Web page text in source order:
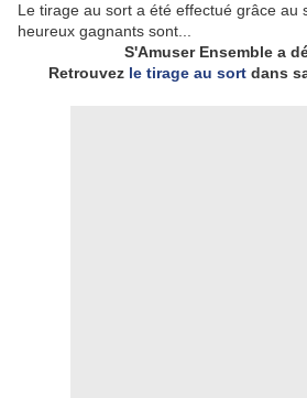
Le tirage au sort a été effectué grâce au
heureux gagnants sont...
S'Amuser Ensemble a
Retrouvez le tirage au sort dans